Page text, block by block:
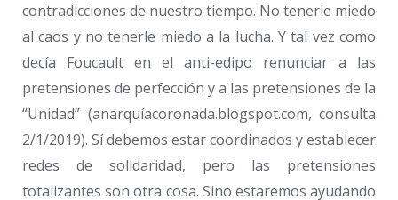
contradicciones de nuestro tiempo. No tenerle miedo
al caos y no tenerle miedo a la lucha. Y tal vez como
decía Foucault en el anti-edipo renunciar a las
pretensiones de perfección y a las pretensiones de la
“Unidad” (anarquíacoronada.blogspot.com, consulta
2/1/2019). Sí debemos estar coordinados y establecer
redes de solidaridad, pero las pretensiones
totalizantes son otra cosa. Sino estaremos ayudando